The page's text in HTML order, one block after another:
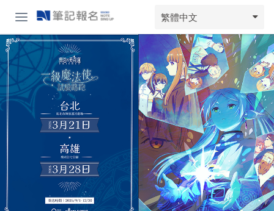
繁體中文